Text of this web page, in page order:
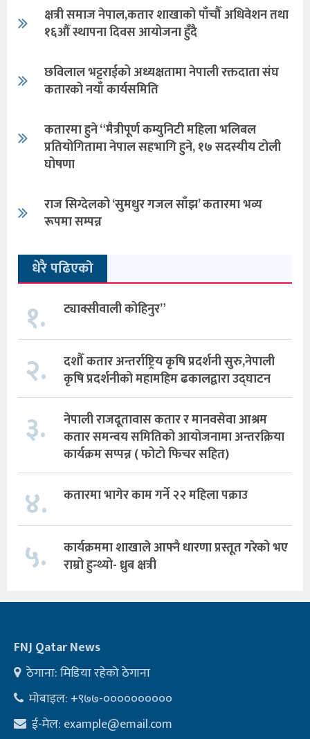
क्षत्री समाज नेपाल,कतार शाखाको पाँचौँ अधिवेशन तथा
१६औँ स्थापना दिवस आयोजना हुँदै
छविलाल भट्टराईको अध्यक्षतामा नेपाली रक्तदाता संघ
कतारको नयाँ कार्यसमिति
कतारमा हुने “मैत्रीपूर्ण कम्युनिटी महिला भलिबल
प्रतियोगितामा नेपाल सहभागि हुने, १७ सदस्यीय टोली
घोषणा
राज सिग्देलको ‘सुमधुर गजल साँझ’ कतारमा भव्य
रूपमा सम्पन्न
धेरै पढिएको
१. ट्याक्सीवाली कोहिनुर”
२.
दशौँ कतार अन्तर्राष्ट्रिय कृषि प्रदर्शनी सुरु,नेपाली
कृषि प्रदर्शनीको महामहिम ढकालद्वारा उद्घाटन
३.
नेपाली राजदूतावास कतार र मानवसेवा आश्रम
कतार समन्वय समितिको आयोजनामा अन्तरक्रिया
कार्यक्रम सप्पन्न ( फोटो फिचर सहित)
४. कतारमा भागेर काम गर्ने २२ महिला पक्राउ
५.
कार्यक्रममा शाखाले आफ्नै धारणा प्रस्तूत गरेको भए
राम्रो हुन्थ्यो- ध्रुब क्षत्री
FNJ Qatar News
ठेगाना: मिडिया रहेको ठेगाना
मोबाइल: +९७७-००००००००००
ई-मेल: example@email.com